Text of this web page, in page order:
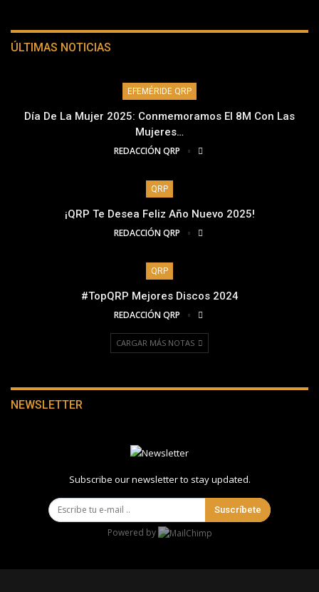
ÚLTIMAS NOTICIAS
EFEMÉRIDE QRP
Día De La Mujer 2025: Conmemoramos El 8M Con Las
Mujeres…
REDACCIÓN QRP
QRP
¡QRP Te Desea Feliz Año Nuevo 2025!
REDACCIÓN QRP
QRP
#TopQRP Mejores Discos 2024
REDACCIÓN QRP
CARGAR MÁS NOTAS
NEWSLETTER
Subscribe our newsletter to stay updated.
Suscríbete
Powered by